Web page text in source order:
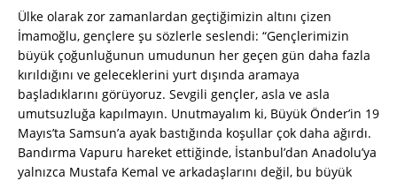
Ülke olarak zor zamanlardan geçtiğimizin altını çizen
İmamoğlu, gençlere şu sözlerle seslendi: “Gençlerimizin
büyük çoğunluğunun umudunun her geçen gün daha fazla
kırıldığını ve geleceklerini yurt dışında aramaya
başladıklarını görüyoruz. Sevgili gençler, asla ve asla
umutsuzluğa kapılmayın. Unutmayalım ki, Büyük Önder’in 19
Mayıs’ta Samsun’a ayak bastığında koşullar çok daha ağırdı.
Bandırma Vapuru hareket ettiğinde, İstanbul’dan Anadolu’ya
yalnızca Mustafa Kemal ve arkadaşlarını değil, bu büyük